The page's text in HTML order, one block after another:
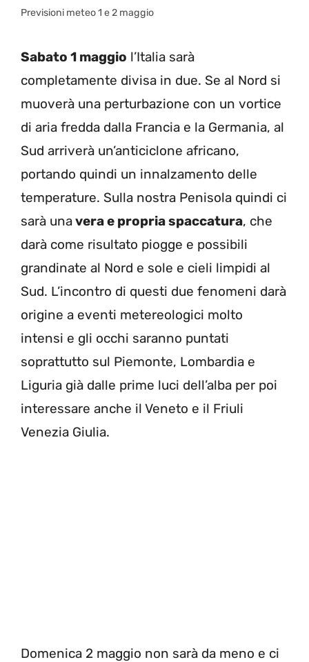
Previsioni meteo 1 e 2 maggio
Sabato 1 maggio l’Italia sarà
completamente divisa in due. Se al Nord si
muoverà una perturbazione con un vortice
di aria fredda dalla Francia e la Germania, al
Sud arriverà un’anticiclone africano,
portando quindi un innalzamento delle
temperature. Sulla nostra Penisola quindi ci
sarà unavera e propria spaccatura, che
darà come risultato piogge e possibili
grandinate al Nord e sole e cieli limpidi al
Sud. L’incontro di questi due fenomeni darà
origine a eventi metereologici molto
intensi e gli occhi saranno puntati
soprattutto sul Piemonte, Lombardia e
Liguria già dalle prime luci dell’alba per poi
interessare anche il Veneto e il Friuli
Venezia Giulia.
Domenica 2 maggio non sarà da meno e ci